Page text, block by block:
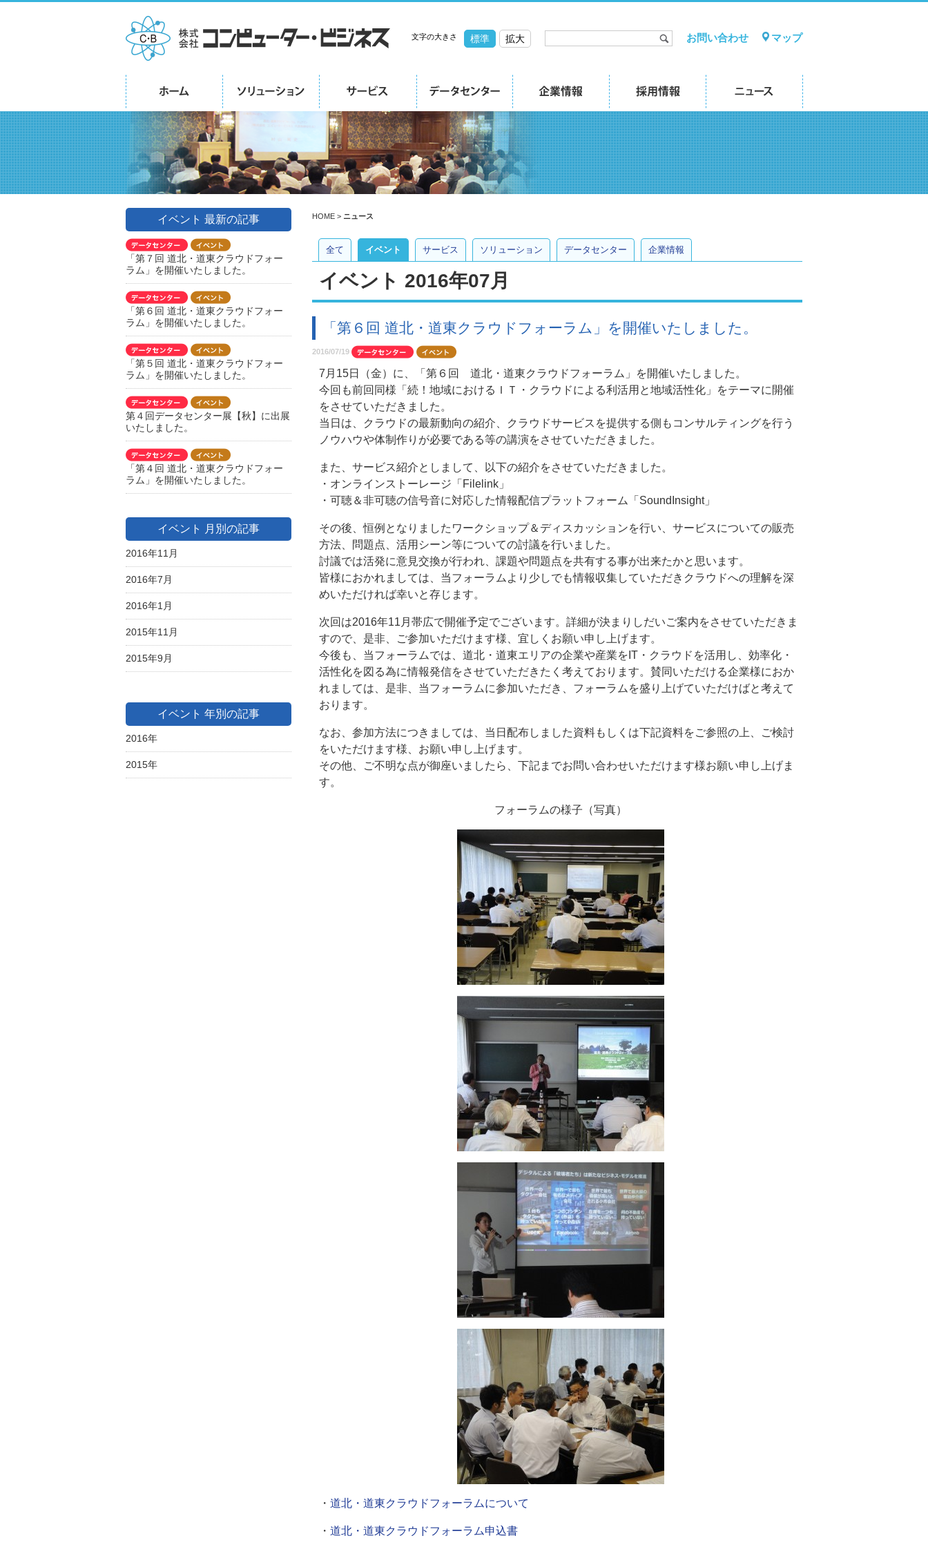
お問い合わせ マップ
文字の大きさ 標準 拡大
HOME > ニュース
全て イベント サービス ソリューション データセンター 企業情報
イベント 2016年07月
「第６回 道北・道東クラウドフォーラム」を開催いたしました。
2016/07/19
7月15日（金）に、「第６回 道北・道東クラウドフォーラム」を開催いたしました。
今回も前回同様「続！地域におけるＩＴ・クラウドによる利活用と地域活性化」をテーマに開催
をさせていただきました。
当日は、クラウドの最新動向の紹介、クラウドサービスを提供する側もコンサルティングを行う
ノウハウや体制作りが必要である等の講演をさせていただきました。
また、サービス紹介としまして、以下の紹介をさせていただきました。
・オンラインストーレージ「Filelink」
・可聴＆非可聴の信号音に対応した情報配信プラットフォーム「SoundInsight」
その後、恒例となりましたワークショップ＆ディスカッションを行い、サービスについての販売
方法、問題点、活用シーン等についての討議を行いました。
討議では活発に意見交換が行われ、課題や問題点を共有する事が出来たかと思います。
皆様におかれましては、当フォーラムより少しでも情報収集していただきクラウドへの理解を深
めいただければ幸いと存じます。
次回は2016年11月帯広で開催予定でございます。詳細が決まりしだいご案内をさせていただきま
すので、是非、ご参加いただけます様、宜しくお願い申し上げます。
今後も、当フォーラムでは、道北・道東エリアの企業や産業をIT・クラウドを活用し、効率化・
活性化を図る為に情報発信をさせていただきたく考えております。賛同いただける企業様におか
れましては、是非、当フォーラムに参加いただき、フォーラムを盛り上げていただけばと考えて
おります。
なお、参加方法につきましては、当日配布しました資料もしくは下記資料をご参照の上、ご検討
をいただけます様、お願い申し上げます。
その他、ご不明な点が御座いましたら、下記までお問い合わせいただけます様お願い申し上げま
す。
フォーラムの様子（写真）
・ 道北・道東クラウドフォーラムについて
・ 道北・道東クラウドフォーラム申込書
イベント 最新の記事
「第７回 道北・道東クラウドフォー
ラム」を開催いたしました。
「第６回 道北・道東クラウドフォー
ラム」を開催いたしました。
「第５回 道北・道東クラウドフォー
ラム」を開催いたしました。
第４回データセンター展【秋】に出展
いたしました。
「第４回 道北・道東クラウドフォー
ラム」を開催いたしました。
イベント 月別の記事
2016年11月
2016年7月
2016年1月
2015年11月
2015年9月
イベント 年別の記事
2016年
2015年